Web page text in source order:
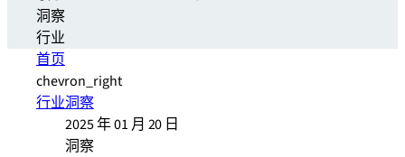
洞察
行业
首页
chevron_right
行业洞察
2025 年 01 月 20 日
洞察